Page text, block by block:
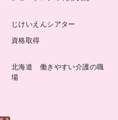
じけいえんシアター
資格取得
北海道 働きやすい介護の職
場